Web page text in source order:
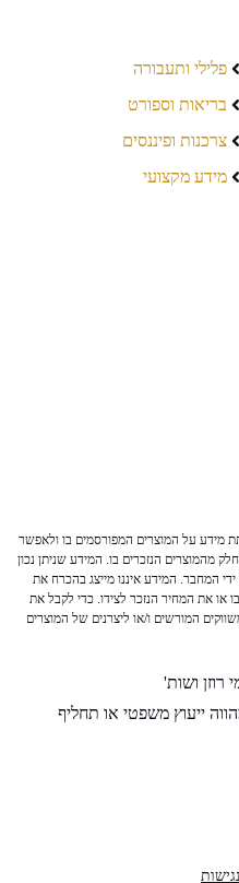
פלילי ותעבורה
בריאות וספורט
צרכנות ופיננסים
מידע מקצועי
מידע על המוצרים המפורסמים בו ולאפשר
מהמוצרים הנזכרים בו. המידע שניתן נכון
המחבר. המידע איננו מייצג בהכרח את
או את המחיר הנזכר לצידו. כדי לקבל את
המורשים ו/או ליצרנים של המוצרים
ייעוץ משפטי או תחליף